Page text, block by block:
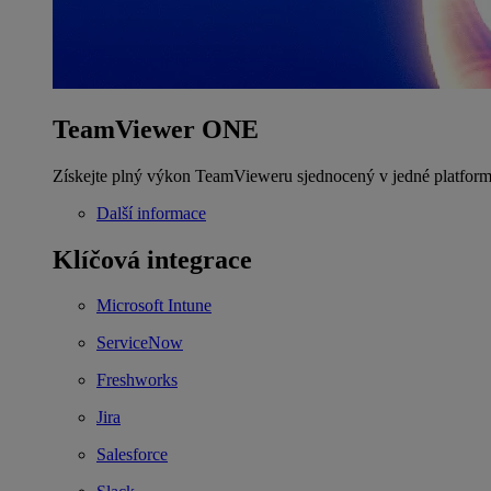
TeamViewer ONE
Získejte plný výkon TeamVieweru sjednocený v jedné
Další informace
Klíčová integrace
Microsoft Intune
ServiceNow
Freshworks
Jira
Salesforce